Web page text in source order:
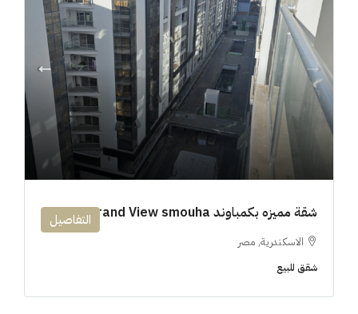
شقة مميزه بكمباوند 194m Grand View smouha
الاسكندرية, مصر
شقق للبيع
التفاصيل